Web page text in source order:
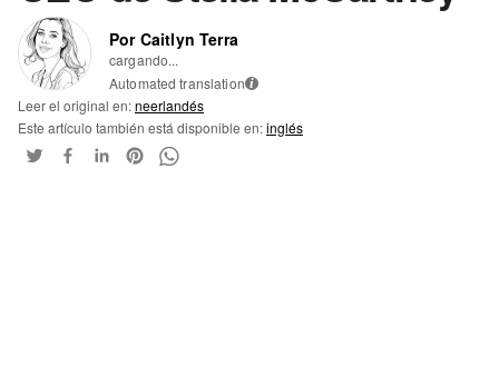
Por Caitlyn Terra
cargando...
Automated translation i
Leer el original en:neerlandés
Este artículo también está disponible en:inglés